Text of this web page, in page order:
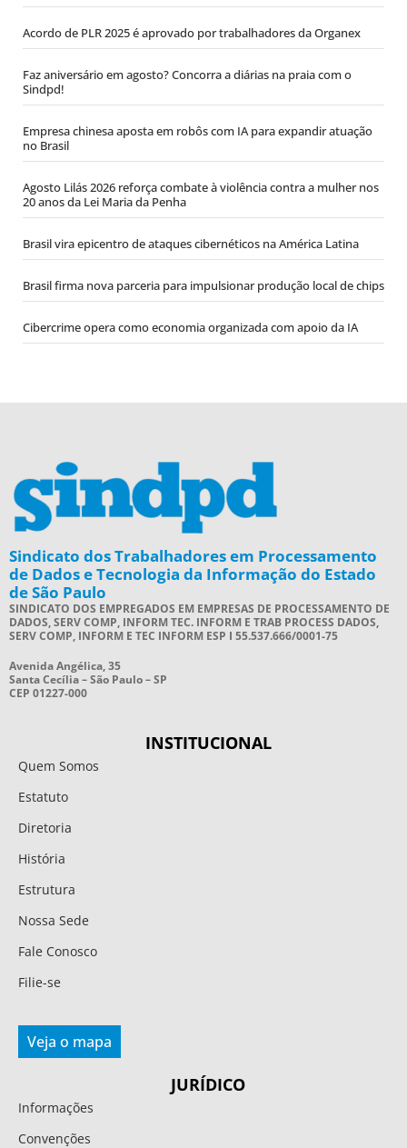
Acordo de PLR 2025 é aprovado por trabalhadores da Organex
Faz aniversário em agosto? Concorra a diárias na praia com o
Sindpd!
Empresa chinesa aposta em robôs com IA para expandir atuação
no Brasil
Agosto Lilás 2026 reforça combate à violência contra a mulher nos
20 anos da Lei Maria da Penha
Brasil vira epicentro de ataques cibernéticos na América Latina
Brasil firma nova parceria para impulsionar produção local de chips
Cibercrime opera como economia organizada com apoio da IA
Sindicato dos Trabalhadores em Processamento
de Dados e Tecnologia da Informação do Estado
de São Paulo
SINDICATO DOS EMPREGADOS EM EMPRESAS DE PROCESSAMENTO DE
DADOS, SERV COMP, INFORM TEC. INFORM E TRAB PROCESS DADOS,
SERV COMP, INFORM E TEC INFORM ESP I 55.537.666/0001-75
Avenida Angélica, 35
Santa Cecília – São Paulo – SP
CEP 01227-000
INSTITUCIONAL
Quem Somos
Estatuto
Diretoria
História
Estrutura
Nossa Sede
Fale Conosco
Filie-se
Veja o mapa
JURÍDICO
Informações
Convenções